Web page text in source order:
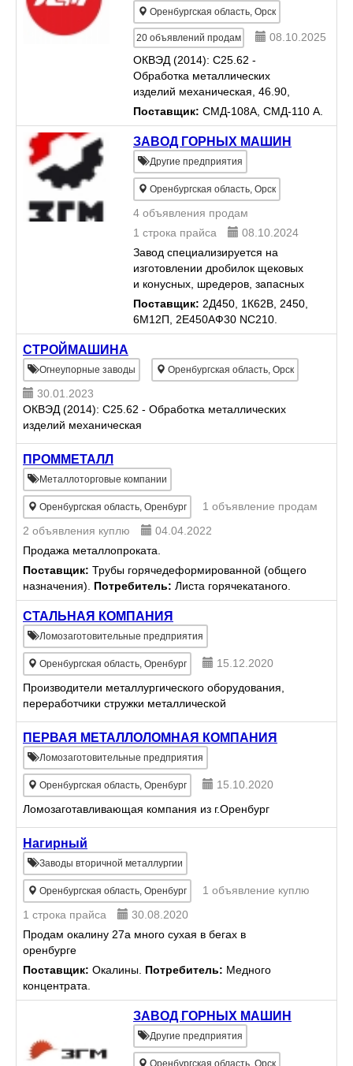
Оренбургская область, Орск
20объявлений продам
08.10.2025
ОКВЭД (2014): C25.62 -
Обработка металлических
изделий механическая, 46.90,
46.69.9, 25.61, 25.50
Поставщик: СМД-108А, СМД-110 А.
ЗАВОД ГОРНЫХ МАШИН
Другие предприятия
Оренбургская область, Орск
4 объявления продам
1 строка прайса
08.10.2024
Завод специализируется на
изготовлении дробилок щековых
и конусных, шредеров, запасных
частей к дробилкам, к МШР, ЭКГ,
карьерной, дорожно-
строительной технике. Также
а...
Поставщик: 2Д450, 1К62В, 2450,
6М12П, 2Е450АФ30 NC210.
СТРОЙМАШИНА
Огнеупорные заводы Оренбургская область, Орск
30.01.2023
ОКВЭД (2014): C25.62 - Обработка металлических
изделий механическая
ПРОММЕТАЛЛ
Металлоторговые компании
Оренбургская область, Оренбург
1 объявление продам
2 объявления куплю
04.04.2022
Продажа металлопроката.
Поставщик: Трубы горячедеформированной (общего
назначения). Потребитель: Листа горячекатаного.
СТАЛЬНАЯ КОМПАНИЯ
Ломозаготовительные предприятия
Оренбургская область, Оренбург
15.12.2020
Производители металлургического оборудования,
переработчики стружки металлической
ПЕРВАЯ МЕТАЛЛОЛОМНАЯ КОМПАНИЯ
Ломозаготовительные предприятия
Оренбургская область, Оренбург
15.10.2020
Ломозаготавливающая компания из г.Оренбург
Нагирный
Заводы вторичной металлургии
Оренбургская область, Оренбург
1 объявление куплю
1 строка прайса
30.08.2020
Продам окалину 27а много сухая в бегах в
оренбурге
Поставщик: Окалины. Потребитель: Медного
концентрата.
ЗАВОД ГОРНЫХ МАШИН
Другие предприятия
Оренбургская область, Орск